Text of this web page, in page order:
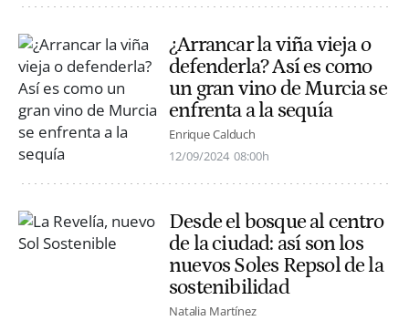
¿Arrancar la viña vieja o
defenderla? Así es como
un gran vino de Murcia se
enfrenta a la sequía
Enrique Calduch
12/09/2024 08:00h
Desde el bosque al centro
de la ciudad: así son los
nuevos Soles Repsol de la
sostenibilidad
Natalia Martínez